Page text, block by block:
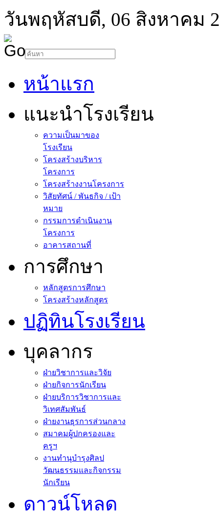
วันพฤหัสบดี, 06 สิงหาคม
หน้าแรก
แนะนำโรงเรียน
ความเป็นมาของ
โรงเรียน
โครงสร้างบริหาร
โครงการ
โครงสร้างงานโครงการ
วิสัยทัศน์ / พันธกิจ / เป้า
หมาย
กรรมการดำเนินงาน
โครงการ
อาคารสถานที่
การศึกษา
หลักสูตรการศึกษา
โครงสร้างหลักสูตร
ปฏิทินโรงเรียน
บุคลากร
ฝ่ายวิชาการและวิจัย
ฝ่ายกิจการนักเรียน
ฝ่ายบริการวิชาการและ
วิเทศสัมพันธ์
ฝ่ายงานธุรการส่วนกลาง
สมาคมผู้ปกครองและ
ครูฯ
งานทำนุบำรุงศิลป
วัฒนธรรมและกิจกรรม
นักเรียน
ดาวน์โหลด